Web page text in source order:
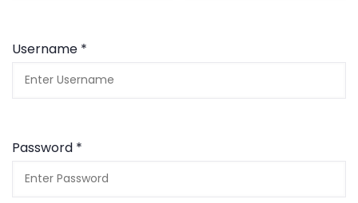
Username *
Password *